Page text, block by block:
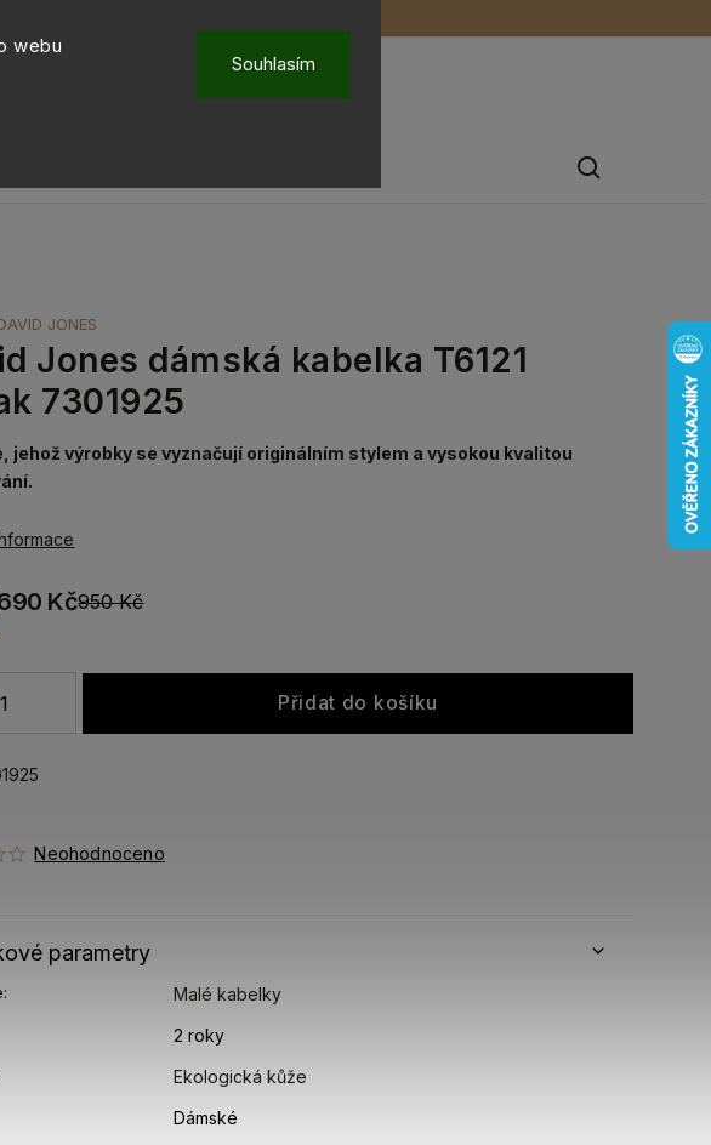
webu
Souhlasím
Jones dámská kabelka T6121
7301925
Neohodnoceno
JONES
950 Kč
Kč
Přidat do košíku
jehož výrobky se vyznačují originálním stylem a vysokou kvalitou
parametry
: Malé kabelky
2 roky
Ekologická kůže
Dámské